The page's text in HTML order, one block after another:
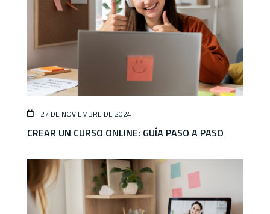
27 DE NOVIEMBRE DE 2024
CREAR UN CURSO ONLINE: GUÍA PASO A PASO